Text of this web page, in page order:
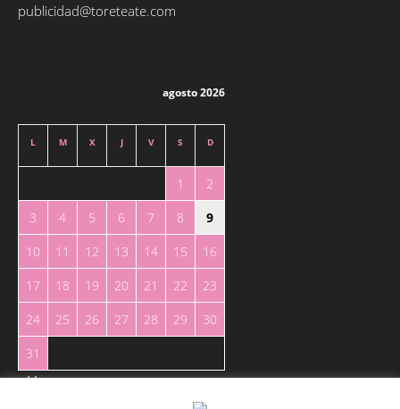
publicidad@toreteate.com
agosto 2026
L M X J V S D
1
2
3
4 5 6 7 8
9
10
11 12 13 14 15
16
17
18 19 20 21 22
23
24
25 26 27 28 29
30
31
« May